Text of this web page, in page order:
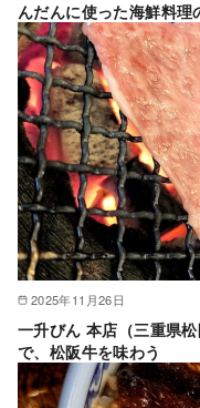
んだんに使った海鮮料理
2025年11月26日
一升びん 本店（三重県
で、松阪牛を味わう